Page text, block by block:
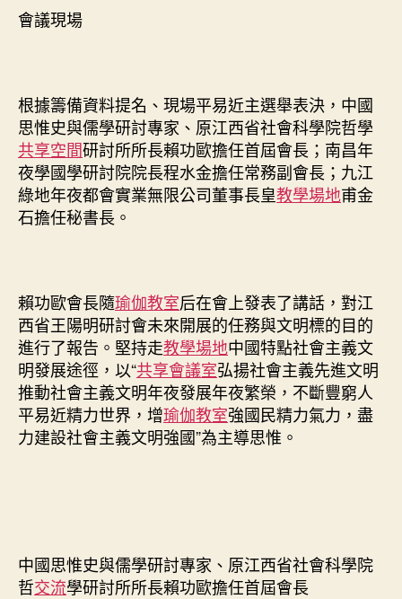
會議現場
根據籌備資料提名、現場平易近主選舉表決，中國
思惟史與儒學研討專家、原江西省社會科學院哲學
共享空間研討所所長賴功歐擔任首屆會長；南昌年
夜學國學研討院院長程水金擔任常務副會長；九江
綠地年夜都會實業無限公司董事長皇教學場地甫金
石擔任秘書長。
賴功歐會長隨瑜伽教室后在會上發表了講話，對江
西省王陽明研討會未來開展的任務與文明標的目的
進行了報告。堅持走教學場地中國特點社會主義文
明發展途徑，以“共享會議室弘揚社會主義先進文明
推動社會主義文明年夜發展年夜繁榮，不斷豐窮人
平易近精力世界，增瑜伽教室強國民精力氣力，盡
力建設社會主義文明強國”為主導思惟。
中國思惟史與儒學研討專家、原江西省社會科學院
哲交流學研討所所長賴功歐擔任首屆會長